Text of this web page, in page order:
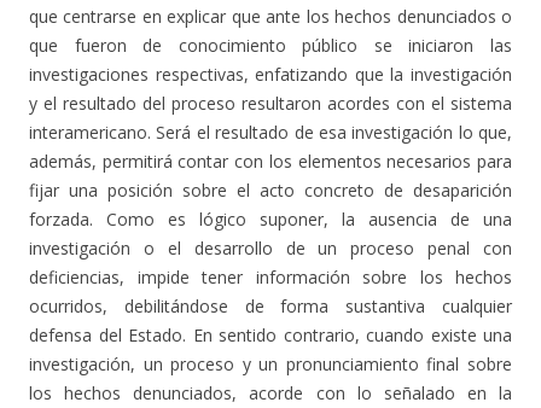
que centrarse en explicar que ante los hechos denunciados o
que fueron de conocimiento público se iniciaron las
investigaciones respectivas, enfatizando que la investigación
y el resultado del proceso resultaron acordes con el sistema
interamericano. Será el resultado de esa investigación lo que,
además, permitirá contar con los elementos necesarios para
fijar una posición sobre el acto concreto de desaparición
forzada. Como es lógico suponer, la ausencia de una
investigación o el desarrollo de un proceso penal con
deficiencias, impide tener información sobre los hechos
ocurridos, debilitándose de forma sustantiva cualquier
defensa del Estado. En sentido contrario, cuando existe una
investigación, un proceso y un pronunciamiento final sobre
los hechos denunciados, acorde con lo señalado en la